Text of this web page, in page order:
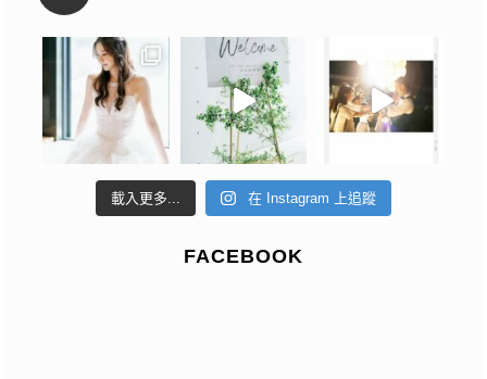
載入更多... 在 Instagram 上追蹤
FACEBOOK